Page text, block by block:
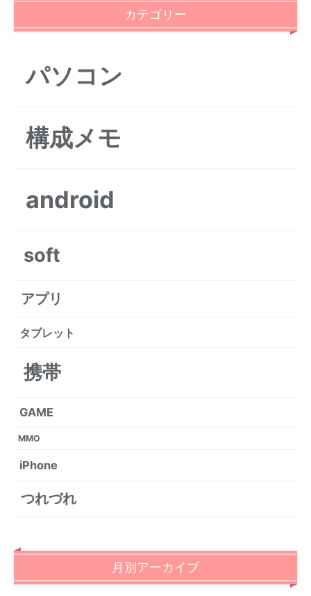
カテゴリー
パソコン
構成メモ
android
soft
アプリ
タブレット
携帯
GAME
MMO
iPhone
つれづれ
月別アーカイブ